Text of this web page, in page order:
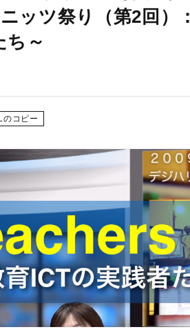
ッツ祭り（第2回）
ち～
のコピー